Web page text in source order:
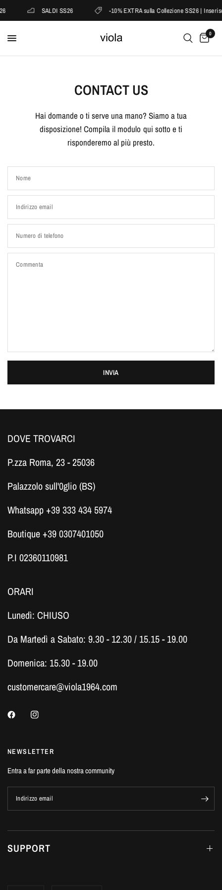
SALDI SS26 -10% EXTRA sulla Collezione SS26 |
0
CONTACT US
Hai domande o ti serve una mano? Siamo a tua
disposizione! Compila il modulo qui sotto e ti
risponderemo al più presto.
Nome
Indirizzo email
Numero di telefono
Commenta
INVIA
DOVE TROVARCI
P.zza Roma, 23 - 25036
Palazzolo sull'0glio (BS)
Whatsapp +39 333 434 5974
Boutique +39 0307401050
P.I 02360110981
ORARI
Lunedì: CHIUSO
Da Martedì a Sabato: 9.30 - 12.30 / 15.15 - 19.00
Domenica: 15.30 - 19.00
customercare@viola1964.com
NEWSLETTER
Entra a far parte della nostra community
Indirizzo email
SUPPORT